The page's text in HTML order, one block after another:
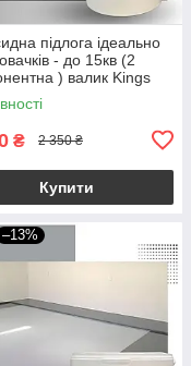
підлога ідеально
- до 15кв (2
) валик Kings
₴ 2 350 ₴
Купити
–13%